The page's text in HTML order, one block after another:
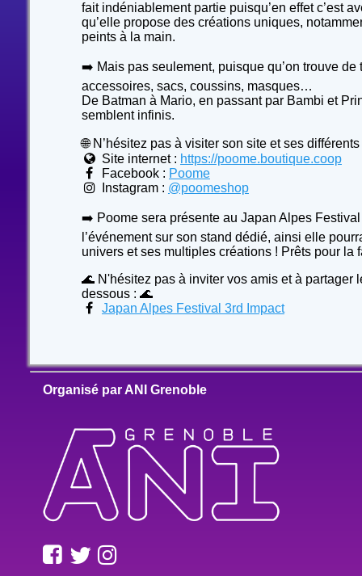
fait indéniablement partie puisqu’en effet c’est
qu’elle propose des créations uniques,
peints à la main.
➡️ Mais pas seulement, puisque qu’on trouve de
accessoires, sacs, coussins, masques…
De Batman à Mario, en passant par Bambi et
semblent infinis.
🌐 N’hésitez pas à visiter son site et ses
Site internet : https://poome.boutique.coop
Facebook : Poome
Instagram : @poomeshop
➡️ Poome sera présente au Japan Alpes
l’événement sur son stand dédié, ainsi elle
univers et ses multiples créations ! Prêts pour la
🌊 N'hésitez pas à inviter vos amis et à partager
dessous : 🌊
Japan Alpes Festival 3rd Impact
Organisé par ANI Grenoble